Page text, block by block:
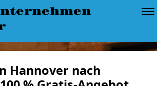
Hannover nach